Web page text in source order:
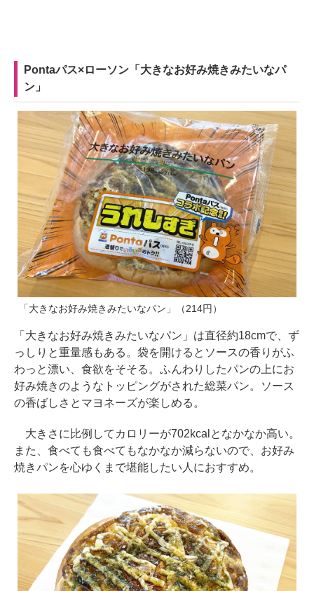
Pontaパス×ローソン「大きなお好み焼きみたいなパ
ン」
「大きなお好み焼きみたいなパン」（214円）
「大きなお好み焼きみたいなパン」は直径約18cmで、ず
っしりと重量感もある。袋を開けるとソースの香りがふ
わっと漂い、食欲をそそる。ふんわりしたパンの上にお
好み焼きのようなトッピングがされた総菜パン。ソース
の香ばしさとマヨネーズが楽しめる。
大きさに比例してカロリーが702kcalとなかなか高い。
また、食べても食べてもなかなか減らないので、お好み
焼きパンを心ゆくまで堪能したい人におすすめ。